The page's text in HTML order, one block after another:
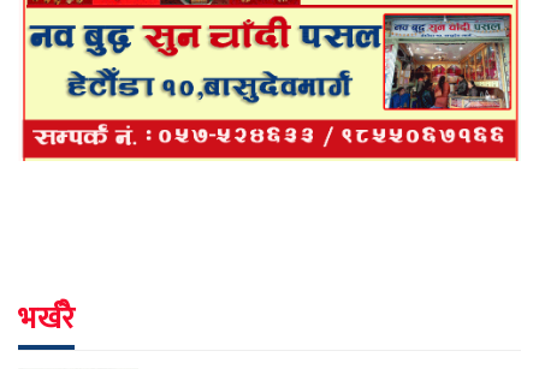
भर्खरै